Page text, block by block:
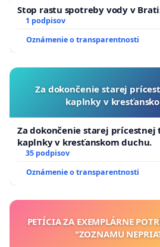
Stop rastu spotreby vody v
1 podpisov
Oznámenie o transparentnosti
Za dokončenie starej
kaplnky v
Za dokončenie starej prícestnej
kaplnky v kresťanskom duchu.
35 podpisov
Oznámenie o transparentnosti
PETÍCIA ZA EXEMPLÁRNE
"ZOZNAMU